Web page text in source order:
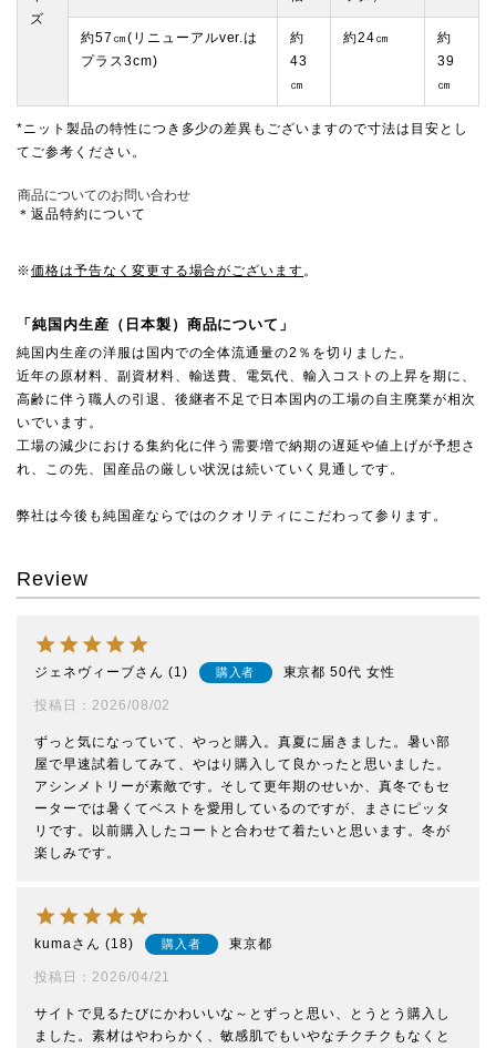
ズ
約57㎝(リニューアルver.は
プラス3cm)
約
43
㎝
約24㎝
約
39
㎝
*ニット製品の特性につき多少の差異もございますので寸法は目安とし
てご参考ください。
商品についてのお問い合わせ
＊返品特約について
※価格は予告なく変更する場合がございます 。
「純国内生産（日本製）商品について」
純国内生産の洋服は国内での全体流通量の2％を切りました。
近年の原材料、副資材料、輸送費、電気代、輸入コストの上昇を期に、
高齢に伴う職人の引退、後継者不足で日本国内の工場の自主廃業が相次
いでいます。
工場の減少における集約化に伴う需要増で納期の遅延や値上げが予想さ
れ、この先、国産品の厳しい状況は続いていく見通しです。
弊社は今後も純国産ならではのクオリティにこだわって参ります。
Review
ジェネヴィーブ 1 購入者 東京都 50代 女性
投稿日 2026/08/02
ずっと気になっていて、やっと購入。真夏に届きました。暑い部
屋で早速試着してみて、やはり購入して良かったと思いました。
アシンメトリーが素敵です。そして更年期のせいか、真冬でもセ
ーターでは暑くてベストを愛用しているのですが、まさにピッタ
リです。以前購入したコートと合わせて着たいと思います。冬が
楽しみです。
kuma 18 購入者 東京都
投稿日 2026/04/21
サイトで見るたびにかわいいな～とずっと思い、とうとう購入し
ました。素材はやわらかく、敏感肌でもいやなチクチクもなくと